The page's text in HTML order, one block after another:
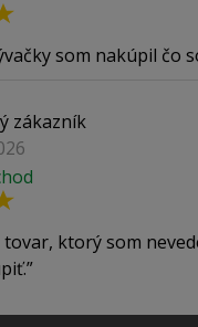
som nakúpil čo
zákazník
ktorý som